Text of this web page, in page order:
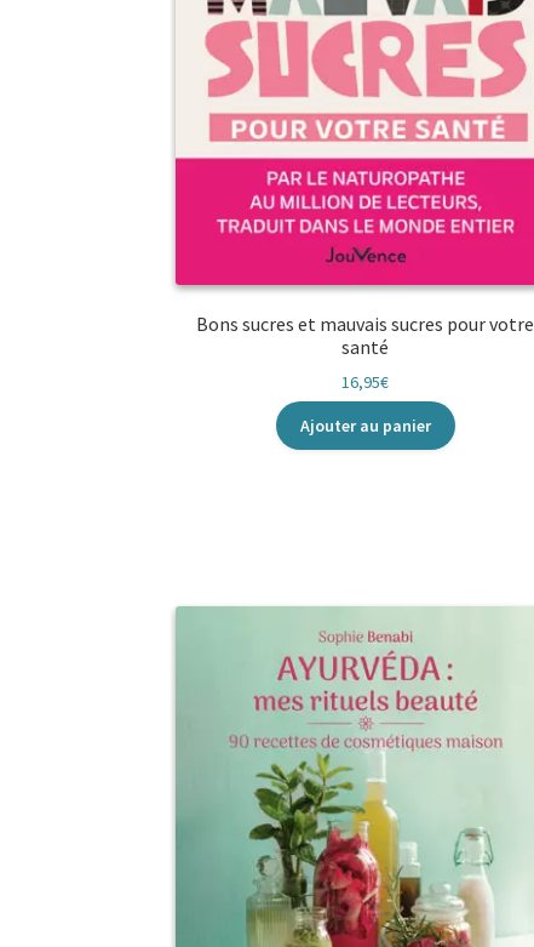
Bons sucres et mauvais sucres pour votre
santé
16,95€
Ajouter au panier